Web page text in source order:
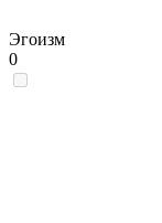
Эгоизм
0